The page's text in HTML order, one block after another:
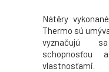
Nátěry
Thermo sú
vyznačujú
schopnosťou
vlastnosťami.